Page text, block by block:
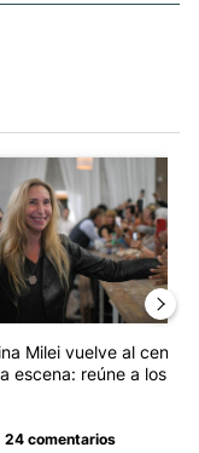
Messi llegó a
de tendencia
Milei vuelve al centro
escena: reúne a los...
24 comentarios